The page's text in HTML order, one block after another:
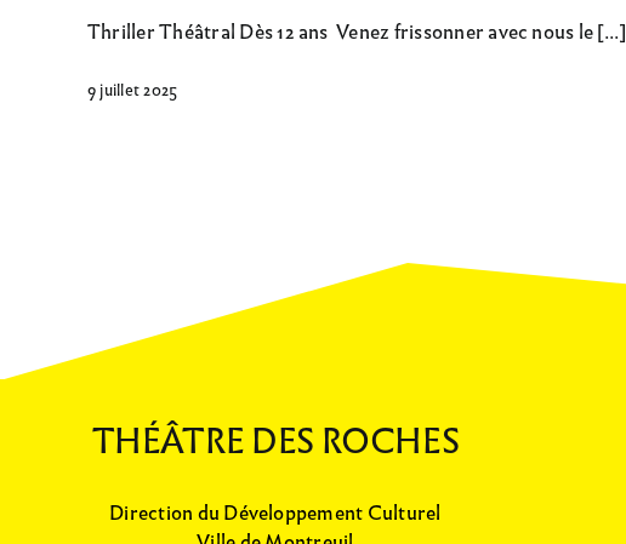
Thriller Théâtral Dès 12 ans Venez frissonner avec nous le [...]
9 juillet 2025
THÉÂTRE DES ROCHES
Direction du Développement Culturel